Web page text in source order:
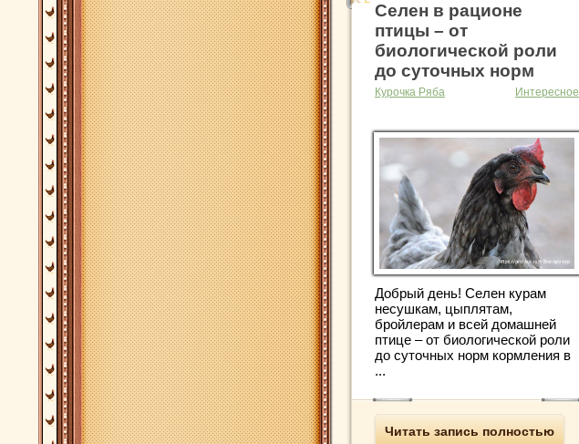
Селен в рационе
птицы – от
биологической роли
до суточных норм
Курочка Ряба Интересное
Добрый день! Селен курам
несушкам, цыплятам,
бройлерам и всей домашней
птице – от биологической роли
до суточных норм кормления в
...
Читать запись полностью